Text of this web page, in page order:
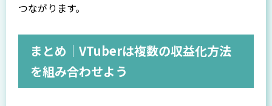
つながります。
まとめ｜VTuberは複数の収益化方法
を組み合わせよう